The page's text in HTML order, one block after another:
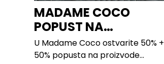
MADAME COCO
POPUST NA
PROIZVODE ZA
SPAVAĆU SOBU
U Madame Coco ostvarite 50% +
50% popusta na proizvode...